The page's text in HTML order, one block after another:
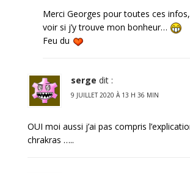
Merci Georges pour toutes ces
voir si j’y trouve mon bonheur…
Feu du
serge dit :
9 JUILLET 2020 À 13 H 36 MIN
OUI moi aussi j’ai pas compris
chrakras …..